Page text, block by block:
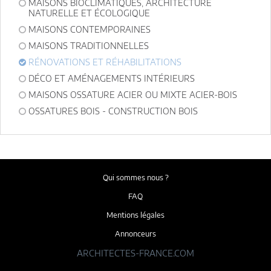
MAISONS BIOCLIMATIQUES, ARCHITECTURE
NATURELLE ET ÉCOLOGIQUE
MAISONS CONTEMPORAINES
MAISONS TRADITIONNELLES
RÉNOVATIONS ET RÉHABILITATIONS
DÉCO ET AMÉNAGEMENTS INTÉRIEURS
MAISONS OSSATURE ACIER OU MIXTE ACIER-BOIS
OSSATURES BOIS - CONSTRUCTION BOIS
Qui sommes nous ?
FAQ
Mentions légales
Annonceurs
ARCHITECTES-FRANCE.COM